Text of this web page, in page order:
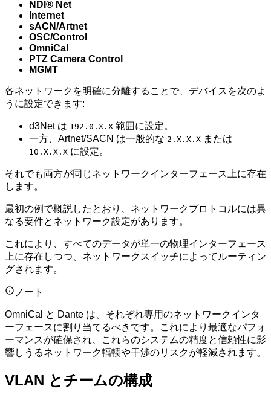
NDI® Net
Internet
sACN/Artnet
OSC/Control
OmniCal
PTZ Camera Control
MGMT
各ネットワークを明確に分離することで、デバイスを次のよ
うに設定できます:
d3Net は 192.0.X.X 範囲に設定。
一方、Artnet/SACN は一般的な 2.X.X.X または
10.X.X.X に設定。
それでも両方が同じネットワークインターフェース上に存在
します。
最初の例で概説したとおり、ネットワークプロトコルには異
なる要件とネットワーク設定があります。
これにより、すべてのデータが単一の物理インターフェース
上に存在しつつ、ネットワークスイッチによってルーティン
グされます。
ノート
OmniCal と Dante は、それぞれ専用のネットワークインタ
ーフェースに割り当てるべきです。これにより最適なパフォ
ーマンスが確保され、これらのシステムの精度と信頼性に影
響しうるネットワーク輻輳や干渉のリスクが軽減されます。
VLAN とチームの構成